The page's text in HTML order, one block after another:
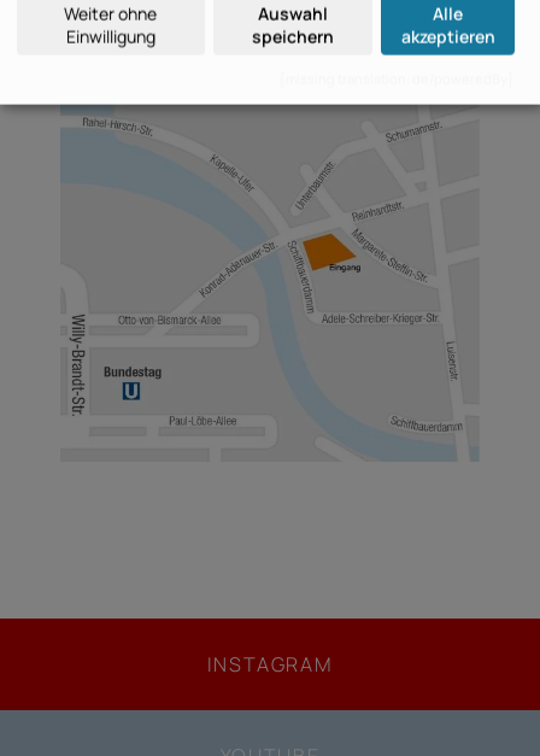
INSTAGRAM
Weiter ohne
Einwilligung
Auswahl
speichern
Alle
akzeptieren